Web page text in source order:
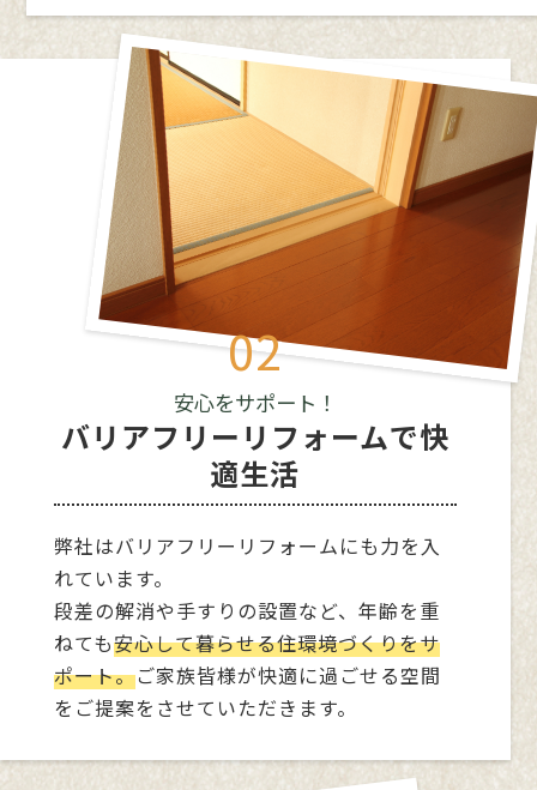
02
安心をサポート！
バリアフリーリフォームで快
適生活
弊社はバリアフリーリフォームにも力を入
れています。
段差の解消や手すりの設置など、年齢を重
ねても安心して暮らせる住環境づくりをサ
ポート。ご家族皆様が快適に過ごせる空間
をご提案をさせていただきます。
ます。）を定めます。
弊社は、個人情報保護の重要性を認識し、本ポ
リシーに基づき個人情報の保護に努めます。
全従業員に個人情報保護の重要性の認識と取り
組みを徹底させ、個人情報の保護を推進いたし
ます。
1．個人情報
「個人情報」とは、個人情報保護法にいう「個人
情報」を指すものとし、生存する個人に関する情
報であって、当該情報に含まれる氏名、生年月日、
住所、電話番号、連絡先その他の記述等により特
定の個人を識別できる情報及び容貌、指紋、声紋
にかかるデータ、及び健康保険証の保険者番号な
どの当該情報単体から特定の個人を識別できる情
報（個人識別情報）を指します。
弊社は、ユーザーが本サービスを利用する際に氏
名、生年月日、住所、電話番号、メールアドレス
などの個人情報をお尋ねすることがあります。ま
た、ユーザーと提携先などとの間でなされたユー
ザーの個人情報を含む取引記録や決済に関する情
報を、弊社の提携先（情報提供元、広告主、広告
配信先などを含みます。以下、｢提携先｣といいま